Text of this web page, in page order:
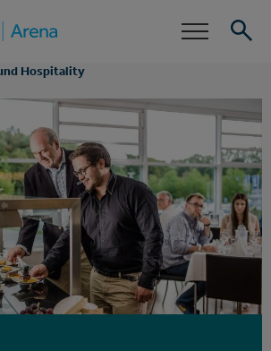
Hospitality